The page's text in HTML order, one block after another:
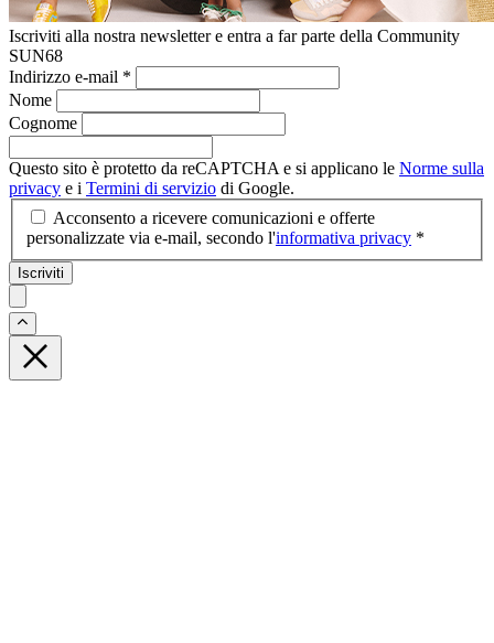
Iscriviti alla nostra newsletter e entra a far parte della Community
SUN68
Indirizzo e-mail *
Nome
Cognome
Questo sito è protetto da reCAPTCHA e si applicano le Norme sulla
privacy e i Termini di servizio di Google.
Acconsento a ricevere comunicazioni e offerte
personalizzate via e-mail, secondo l'informativa privacy *
Iscriviti